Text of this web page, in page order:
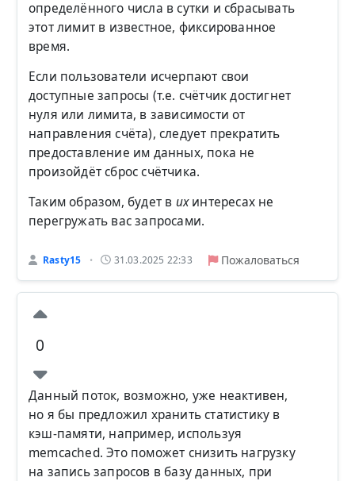
определённого числа в сутки и сбрасывать
этот лимит в известное, фиксированное
время.
Если пользователи исчерпают свои
доступные запросы (т.е. счётчик достигнет
нуля или лимита, в зависимости от
направления счёта), следует прекратить
предоставление им данных, пока не
произойдёт сброс счётчика.
Таким образом, будет в ихинтересах не
перегружать вас запросами.
Rasty15 • 31.03.2025 22:33 Пожаловаться
0
Данный поток, возможно, уже неактивен,
но я бы предложил хранить статистику в
кэш-памяти, например, используя
memcached. Это поможет снизить нагрузку
на запись запросов в базу данных, при